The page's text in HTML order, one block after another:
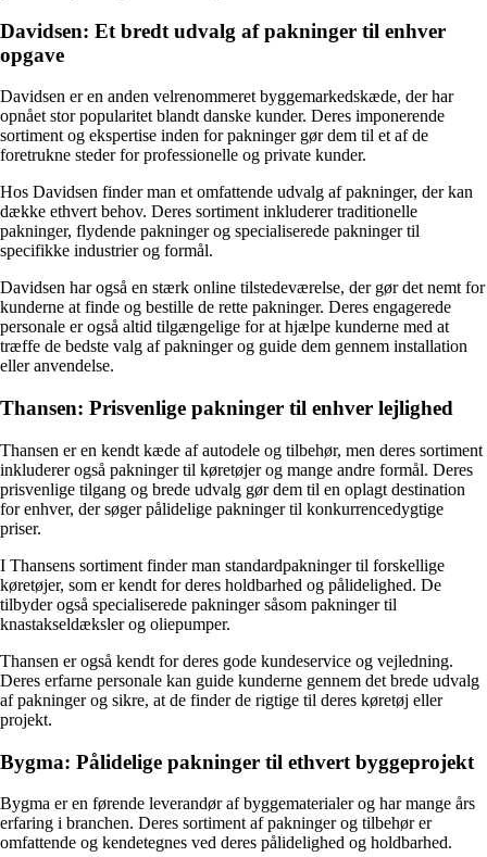
Davidsen: Et bredt udvalg af pakninger til enhver
opgave
Davidsen er en anden velrenommeret byggemarkedskæde, der har
opnået stor popularitet blandt danske kunder. Deres imponerende
sortiment og ekspertise inden for pakninger gør dem til et af de
foretrukne steder for professionelle og private kunder.
Hos Davidsen finder man et omfattende udvalg af pakninger, der kan
dække ethvert behov. Deres sortiment inkluderer traditionelle
pakninger, flydende pakninger og specialiserede pakninger til
specifikke industrier og formål.
Davidsen har også en stærk online tilstedeværelse, der gør det nemt for
kunderne at finde og bestille de rette pakninger. Deres engagerede
personale er også altid tilgængelige for at hjælpe kunderne med at
træffe de bedste valg af pakninger og guide dem gennem installation
eller anvendelse.
Thansen: Prisvenlige pakninger til enhver lejlighed
Thansen er en kendt kæde af autodele og tilbehør, men deres sortiment
inkluderer også pakninger til køretøjer og mange andre formål. Deres
prisvenlige tilgang og brede udvalg gør dem til en oplagt destination
for enhver, der søger pålidelige pakninger til konkurrencedygtige
priser.
I Thansens sortiment finder man standardpakninger til forskellige
køretøjer, som er kendt for deres holdbarhed og pålidelighed. De
tilbyder også specialiserede pakninger såsom pakninger til
knastakseldæksler og oliepumper.
Thansen er også kendt for deres gode kundeservice og vejledning.
Deres erfarne personale kan guide kunderne gennem det brede udvalg
af pakninger og sikre, at de finder de rigtige til deres køretøj eller
projekt.
Bygma: Pålidelige pakninger til ethvert byggeprojekt
Bygma er en førende leverandør af byggematerialer og har mange års
erfaring i branchen. Deres sortiment af pakninger og tilbehør er
omfattende og kendetegnes ved deres pålidelighed og holdbarhed.